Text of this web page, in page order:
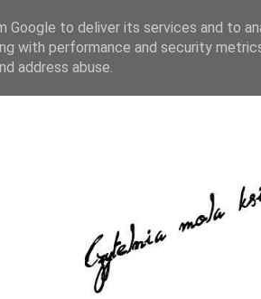
O STRONIE KONTAKT
Google to deliver its services and to
with performance and security
address abuse.